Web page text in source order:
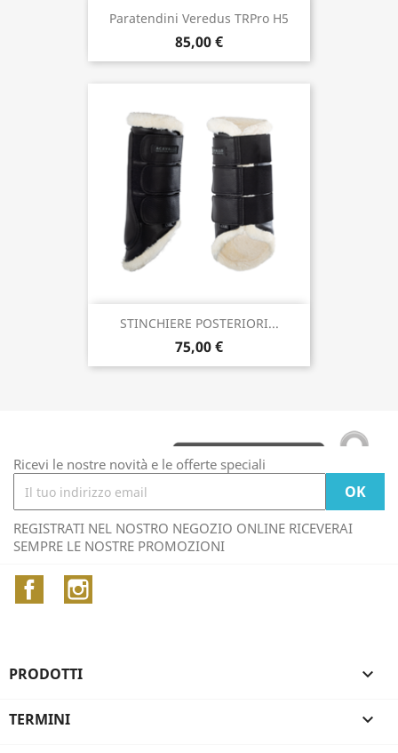
Paratendini Veredus TRPro H5
85,00 €
STINCHIERE POSTERIORI...
75,00 €
Ricevi le nostre novità e le offerte speciali
REGISTRATI NEL NOSTRO NEGOZIO ONLINE RICEVERAI
SEMPRE LE NOSTRE PROMOZIONI
Facebook
PRODOTTI 
TERMINI 